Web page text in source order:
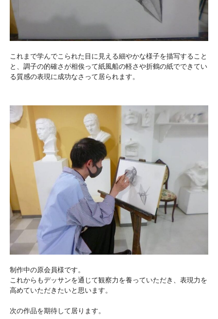
これまで学んでこられた目に見える細やかな様子を描写すること
と、調子の的確さが相俟って紙風船の軽さや折鶴の紙でできてい
る質感の表現に成功なさって居られます。
制作中の原会員様です。
これからもデッサンを通じて観察力を養っていただき、表現力を
高めていただきたいと思います。
次の作品を期待して居ります。